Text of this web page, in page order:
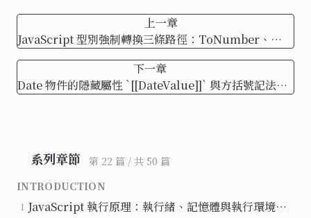
上一章
JavaScript 型別強制轉換三條路徑：ToNumber、
ToString、ToBoolean
下一章
Date 物件的隱藏屬性 `[[DateValue]]` 與方括號記法動
系列章節 第 22 篇 / 共 50 篇
INTRODUCTION
1 JavaScript 執行原理：執行緒、記憶體與執行環境